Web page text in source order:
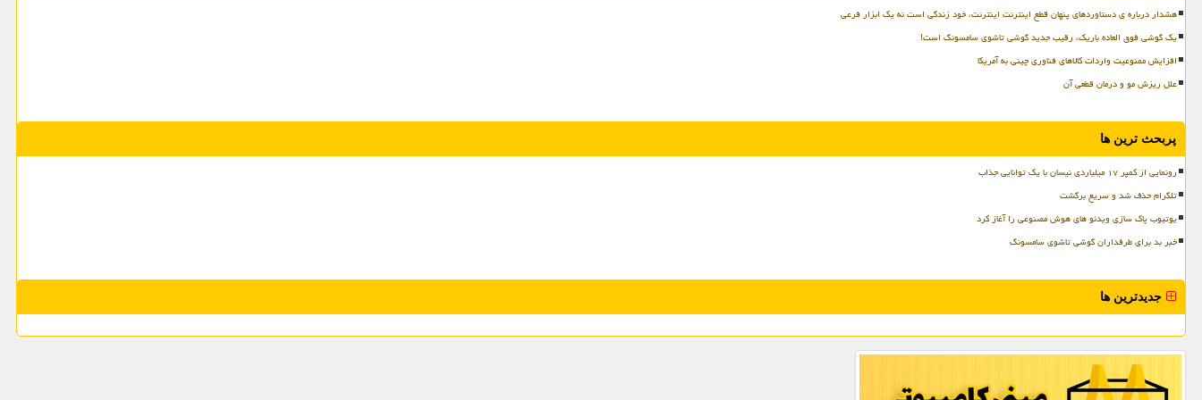
هشدار درباره ی دستاوردهای پنهان قطع اینترنت اینترنت، خود زندگی است نه یک ابزار فرعی
یک گوشی فوق العاده باریک، رقیب جدید گوشی تاشوی سامسونگ است!
افزایش ممنوعیت واردات کالاهای فناوری چینی به آمریکا
علل ریزش مو و درمان قطعی آن
پربحث ترین ها
رونمایی از کمپر ۱۷ میلیاردی نیسان با یک توانایی جذاب
تلگرام حذف شد و سریع برگشت
یوتیوب پاک سازی ویدئو های هوش مصنوعی را آغاز کرد
خبر بد برای طرفداران گوشی تاشوی سامسونگ
جدیدترین ها